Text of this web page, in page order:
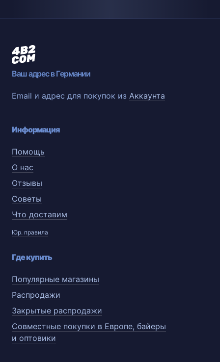
Ваш адрес в Германии
Email и адрес для покупок из Аккаунта
Информация
Помощь
О нас
Отзывы
Советы
Что доставим
Юр. правила
Где купить
Популярные магазины
Распродажи
Закрытые распродажи
Совместные покупки в Европе, байеры
и оптовики